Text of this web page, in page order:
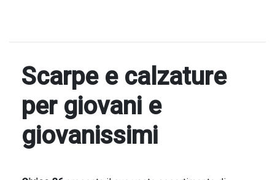
Scarpe e calzature
per giovani e
giovanissimi